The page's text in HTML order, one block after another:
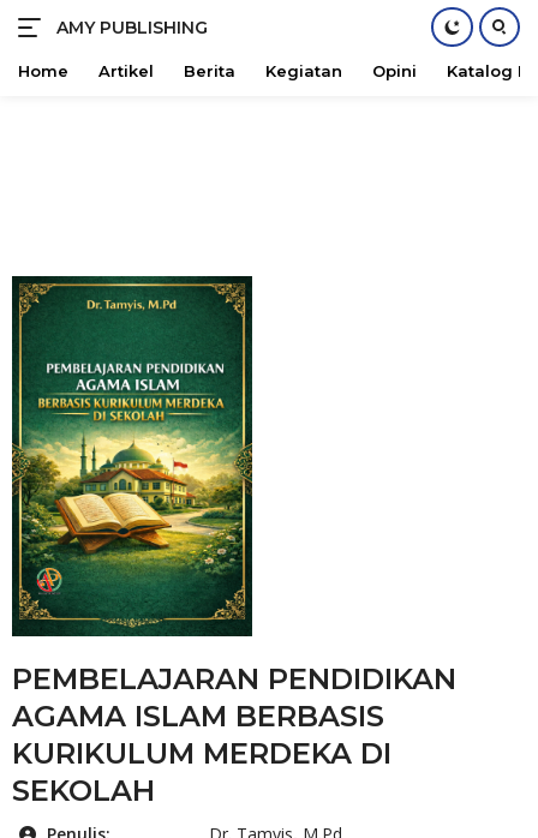
AMY PUBLISHING
Maju
Bersama
Home Artikel Berita Kegiatan Opini Katalog
PEMBELAJARAN PENDIDIKAN
AGAMA ISLAM BERBASIS
KURIKULUM MERDEKA DI
SEKOLAH